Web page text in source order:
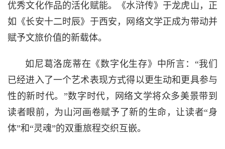
优秀文化作品的活化赋能。《水浒传》于龙虎山，正
如《长安十二时辰》于西安，网络文学正成为带动并
赋予文旅价值的新载体。
如尼葛洛庞蒂在《数字化生存》中所言：“我们
已经进入了一个艺术表现方式得以更生动和更具参与
性的新时代。”数字时代，网络文学将众多美景带到
读者眼前，为山河画卷赋予了新的生命，让读者“身
体”和“灵魂”的双重旅程交织互嵌。